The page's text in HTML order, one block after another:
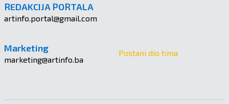
REDAKCIJA PORTALA
artinfo.portal@gmail.com
Marketing
marketing@artinfo.ba
Postani dio tima